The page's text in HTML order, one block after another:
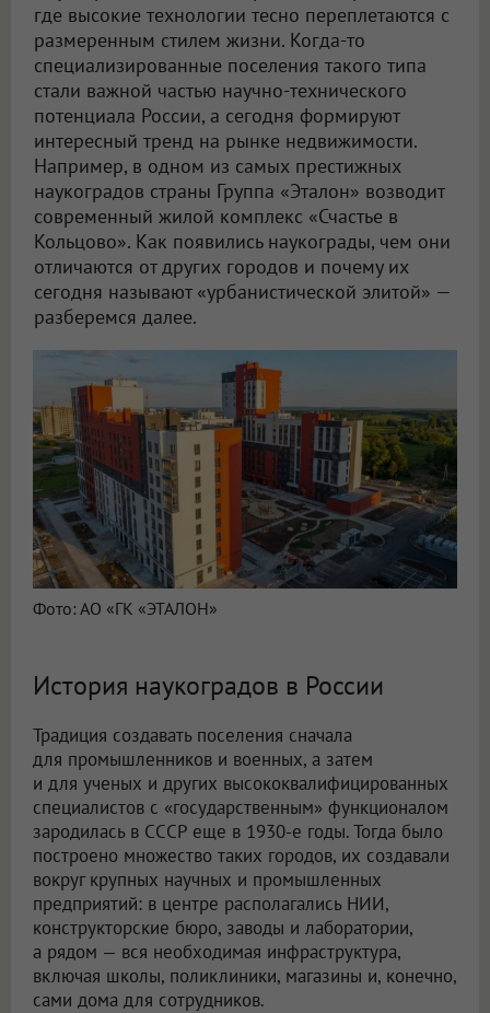
где высокие технологии тесно переплетаются с
размеренным стилем жизни. Когда-то
специализированные поселения такого типа
стали важной частью научно-технического
потенциала России, а сегодня формируют
интересный тренд на рынке недвижимости.
Например, в одном из самых престижных
наукоградов страны Группа «Эталон» возводит
современный жилой комплекс «Счастье в
Кольцово». Как появились наукограды, чем они
отличаются от других городов и почему их
сегодня называют «урбанистической элитой» —
разберемся далее.
Фото: АО «ГК «ЭТАЛОН»
История наукоградов в России
Традиция создавать поселения сначала
для промышленников и военных, а затем
и для ученых и других высококвалифицированных
специалистов с «государственным» функционалом
зародилась в СССР еще в 1930-е годы. Тогда было
построено множество таких городов, их создавали
вокруг крупных научных и промышленных
предприятий: в центре располагались НИИ,
конструкторские бюро, заводы и лаборатории,
а рядом — вся необходимая инфраструктура,
включая школы, поликлиники, магазины и, конечно,
сами дома для сотрудников.